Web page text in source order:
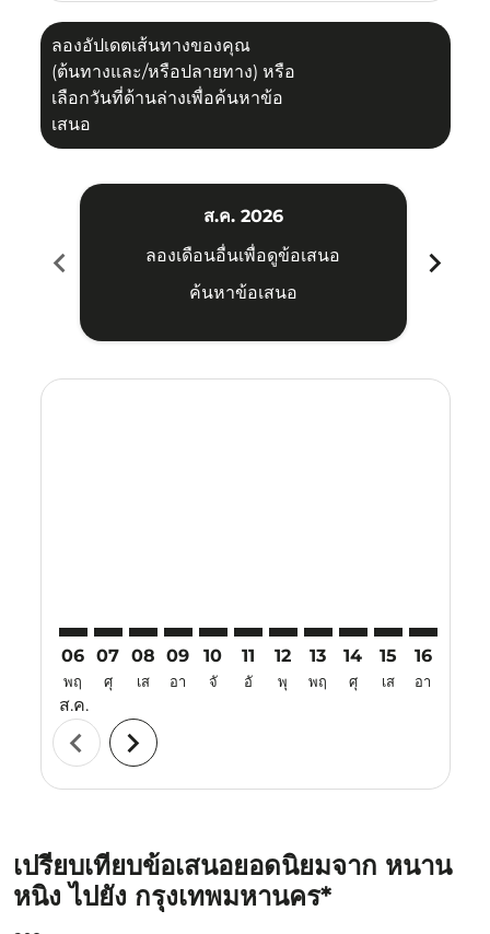
ลองอัปเดตเส้นทางของคุณ
(ต้นทางและ/หรือปลายทาง) หรือ
เลือกวันที่ด้านล่างเพื่อค้นหาข้อ
เสนอ
chevron_left
ส.ค. 2026
ลองเดือนอื่นเพื่อดูข้อเสนอ
ค้นหาข้อเสนอ
chevron_right
06
พฤ
ส.ค.
07
ศุ
08
เส
09
อา
10
จั
11
อั
12
พุ
13
พฤ
14
ศุ
15
เส
16
อา
chevron_left chevron_right
เปรียบเทียบข้อเสนอยอดนิยมจาก หนาน
หนิง ไปยัง กรุงเทพมหานคร*